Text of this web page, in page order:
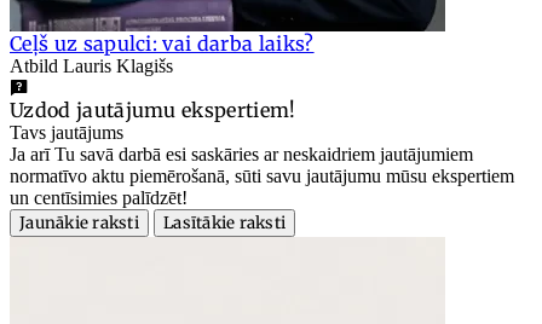
Ceļš uz sapulci: vai darba laiks?
Atbild Lauris Klagišs
Uzdod jautājumu ekspertiem!
Tavs jautājums
Ja arī Tu savā darbā esi saskāries ar neskaidriem jautājumiem
normatīvo aktu piemērošanā, sūti savu jautājumu mūsu ekspertiem
un centīsimies palīdzēt!
Jaunākie raksti
Lasītākie raksti